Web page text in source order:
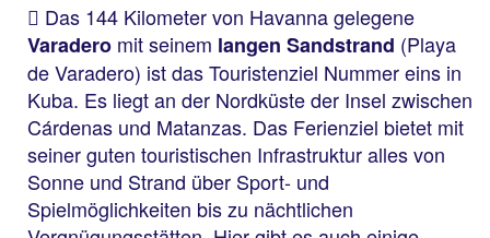
Das 144 Kilometer von Havanna gelegene
Varadero mit seinem langen Sandstrand (Playa
de Varadero) ist das Touristenziel Nummer eins in
Kuba. Es liegt an der Nordküste der Insel zwischen
Cárdenas und Matanzas. Das Ferienziel bietet mit
seiner guten touristischen Infrastruktur alles von
Sonne und Strand über Sport- und
Spielmöglichkeiten bis zu nächtlichen